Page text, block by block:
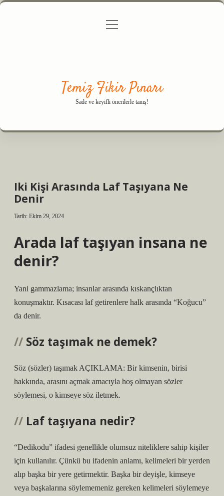
Gizlilik Politikası
menüyü
Temiz Fikir Pınarı
Sade ve keyifli önerilerle tanış!
Iki Kişi Arasında Laf Taşıyana Ne
Denir
Tarih: Ekim 29, 2024
Arada laf taşıyan insana ne
denir?
Yani gammazlama; insanlar arasında kıskançlıktan
konuşmaktır. Kısacası laf getirenlere halk arasında “Koğucu”
da denir.
Söz taşımak ne demek?
Söz (sözler) taşımak AÇIKLAMA: Bir kimsenin, birisi
hakkında, arasını açmak amacıyla hoş olmayan sözler
söylemesi, o kimseye söz iletmek.
Laf taşıyana nedir?
“Dedikodu” ifadesi genellikle olumsuz niteliklere sahip kişiler
için kullanılır. Çünkü bu ifadenin anlamı, kelimeleri bir yerden
alıp başka bir yere getirmektir. Başka bir deyişle, kimseye
veya başkalarına söylememeniz gereken kelimeleri söylemeye